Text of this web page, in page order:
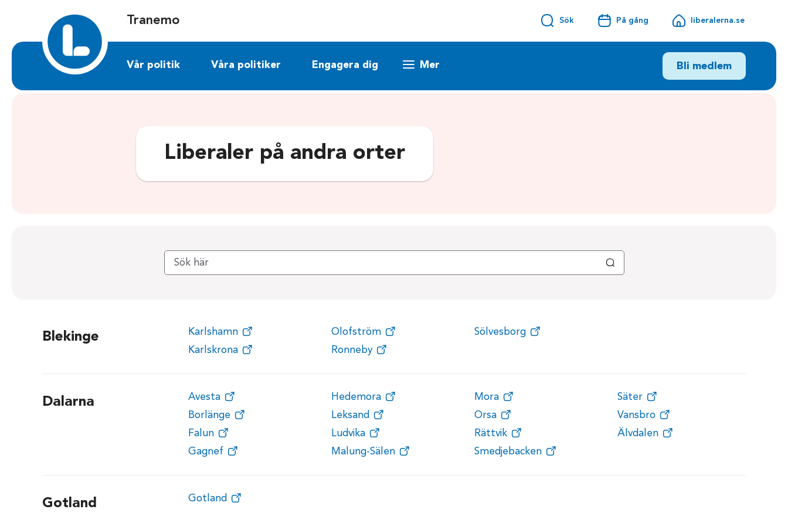
Tranemo Sök På gång liberalerna.se
Vår politik Våra politiker Engagera dig Mer Bli medlem
Liberaler på andra orter
Blekinge
Karlshamn
Karlskrona
Olofström
Ronneby
Sölvesborg
Dalarna
Avesta
Borlänge
Falun
Gagnef
Hedemora
Leksand
Ludvika
Malung-Sälen
Mora
Orsa
Rättvik
Smedjebacken
Säter
Vansbro
Älvdalen
Gotland Gotland